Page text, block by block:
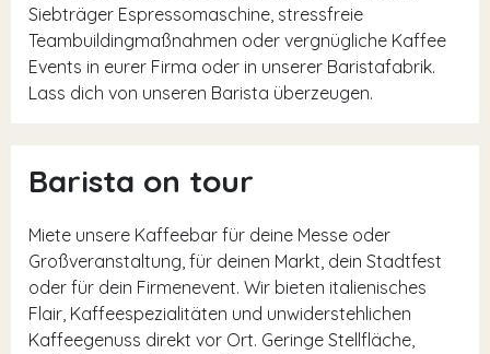
Siebträger Espressomaschine, stressfreie
Teambuildingmaßnahmen oder vergnügliche Kaffee
Events in eurer Firma oder in unserer Baristafabrik.
Lass dich von unseren Barista überzeugen.
Barista on tour
Miete unsere Kaffeebar für deine Messe oder
Großveranstaltung, für deinen Markt, dein Stadtfest
oder für dein Firmenevent. Wir bieten italienisches
Flair, Kaffeespezialitäten und unwiderstehlichen
Kaffeegenuss direkt vor Ort. Geringe Stellfläche,